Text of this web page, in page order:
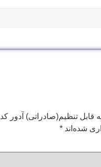
آدور کد 210141”
شده‌اند *